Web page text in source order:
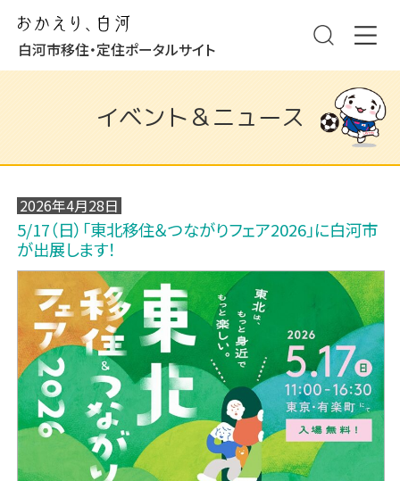
白河市移住・定住ポータルサイト
イベント＆ニュース
2026年4月28日
5/17（日）「東北移住＆つながりフェア2026」に白河市
が出展します！